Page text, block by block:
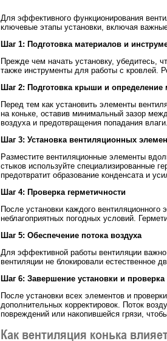
Для эффективного функционирования
ключевые этапы установки, включая
Шаг 1: Подготовка материалов и
Прежде чем начать установку, убедитесь,
также инструменты для работы с кровлей.
Шаг 2: Подготовка крыши и определение
Перед тем как установить элементы
на коньке, оставив минимальный зазор
воздуха и предотвращения попадания влаги.
Шаг 3: Установка вентиляционных
Разместите вентиляционные элементы
стыков используйте специализированные
предотвратит образование конденсата и
Шаг 4: Проверка герметичности
После установки каждого
неблагоприятных погодных условий.
Шаг 5: Обеспечение потока воздуха
Для эффективной работы вентиляции важно
вентиляции не блокировали естественное
Шаг 6: Завершение установки и проверка
После установки всех элементов и
дополнительных корректировок. Поток
повреждений или накопившейся грязи,
Как вентиляция конька